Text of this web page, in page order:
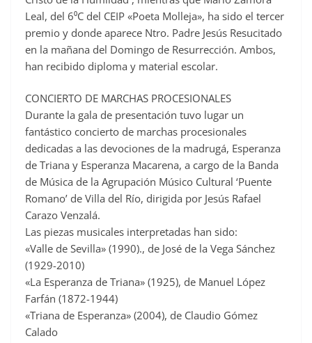
Leal, del 6⁰C del CEIP «Poeta Molleja», ha sido el tercer
premio y donde aparece Ntro. Padre Jesús Resucitado
en la mañana del Domingo de Resurrección. Ambos,
han recibido diploma y material escolar.
CONCIERTO DE MARCHAS PROCESIONALES
Durante la gala de presentación tuvo lugar un
fantástico concierto de marchas procesionales
dedicadas a las devociones de la madrugá, Esperanza
de Triana y Esperanza Macarena, a cargo de la Banda
de Música de la Agrupación Músico Cultural ‘Puente
Romano’ de Villa del Río, dirigida por Jesús Rafael
Carazo Venzalá.
Las piezas musicales interpretadas han sido:
«Valle de Sevilla» (1990)., de José de la Vega Sánchez
(1929-2010)
«La Esperanza de Triana» (1925), de Manuel López
Farfán (1872-1944)
«Triana de Esperanza» (2004), de Claudio Gómez
Calado